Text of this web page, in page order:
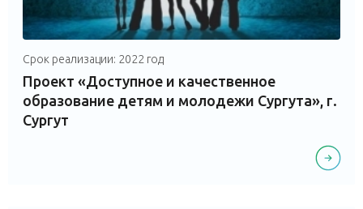
Срок реализации: 2022 год
Проект «Доступное и качественное
образование детям и молодежи Сургута», г.
Сургут